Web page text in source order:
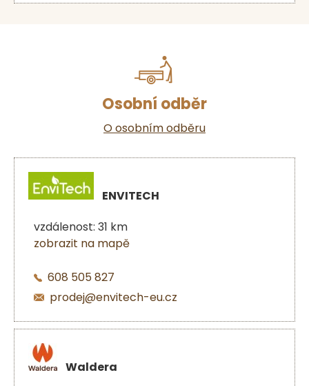
Osobní odběr
O osobním odběru
ENVITECH
vzdálenost: 31 km
zobrazit na mapě
608 505 827
prodej@envitech-eu.cz
Waldera